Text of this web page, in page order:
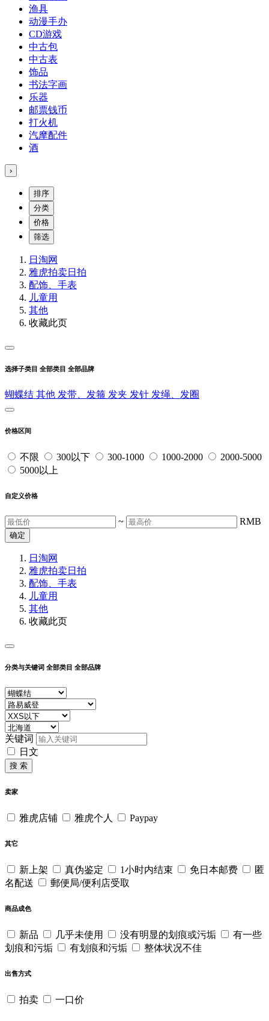
渔具
动漫手办
CD游戏
中古包
中古表
饰品
书法字画
乐器
邮票钱币
打火机
汽摩配件
酒
›
排序
分类
价格
筛选
日淘网
雅虎拍卖日拍
配饰、手表
儿童用
其他
收藏此页
选择子类目 全部类目 全部品牌
蝴蝶结 其他 发带、发箍 发夹 发针 发绳、发圈
价格区间
不限 300以下 300-1000 1000-2000
2000-5000
5000以上
自定义价格
~ RMB
确定
日淘网
雅虎拍卖日拍
配饰、手表
儿童用
其他
收藏此页
分类与关键词 全部类目 全部品牌
关键词
日文
搜 索
卖家
雅虎店铺 雅虎个人 Paypay
其它
新上架 真伪鉴定 1小时内结束 免日本邮费
匿
名配送
郵便局/便利店受取
商品成色
新品 几乎未使用 没有明显的划痕或污垢
有一些
划痕和污垢
有划痕和污垢 整体状况不佳
出售方式
拍卖 一口价